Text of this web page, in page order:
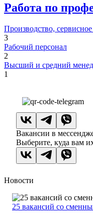
Работа по
Производство,
3
Рабочий персонал
2
Высший и средний
1
Вакансии в
Выберите, куда вам
Новости
25 вакансий со